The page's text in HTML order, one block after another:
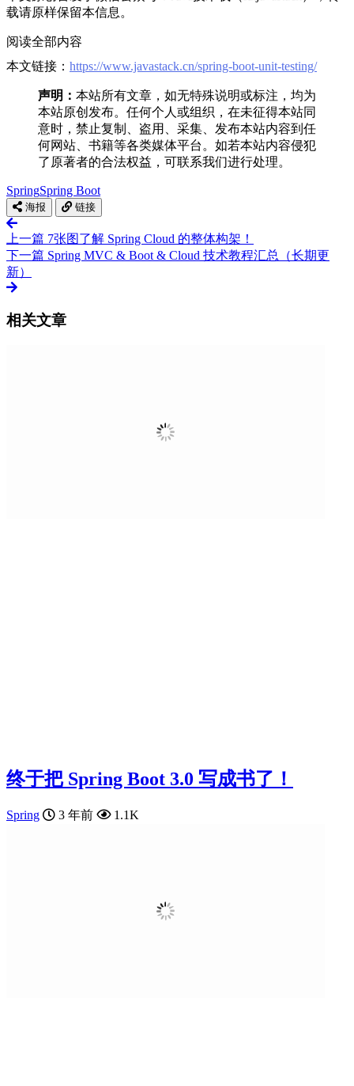
载请原样保留本信息。
阅读全部内容
本文链接： https://www.javastack.cn/spring-boot-unit-testing/
声明： 本站所有文章，如无特殊说明或标注，均为
本站原创发布。任何个人或组织，在未征得本站同
意时，禁止复制、盗用、采集、发布本站内容到任
何网站、书籍等各类媒体平台。如若本站内容侵犯
了原著者的合法权益，可联系我们进行处理。
SpringSpring Boot
海报 链接
上一篇 7张图了解 Spring Cloud 的整体构架！
下一篇 Spring MVC & Boot & Cloud 技术教程汇总（长期更
新）
相关文章
终于把 Spring Boot 3.0 写成书了！
Spring 3 年前 1.1K